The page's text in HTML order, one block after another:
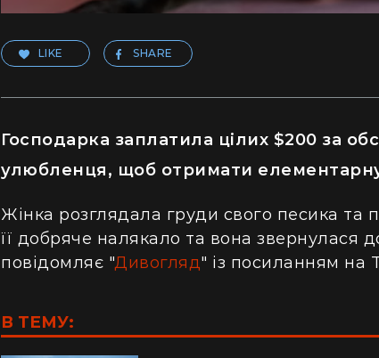
LIKE SHARE
Господарка заплатила цілих $200 за
улюбленця, щоб отримати
Жінка розглядала груди свого песика та
її добряче налякало та вона звернулася
повідомляє "Дивогляд" із посиланням на
В ТЕМУ: